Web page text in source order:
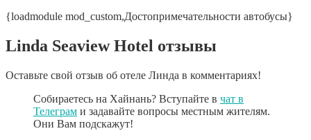
{loadmodule mod_custom,Достопримечательности автобусы}
Linda Seaview Hotel отзывы
Оставьте свой отзыв об отеле Линда в комментариях!
Собираетесь на Хайнань? Вступайте в чат в
Телеграм и задавайте вопросы местным жителям.
Они Вам подскажут!